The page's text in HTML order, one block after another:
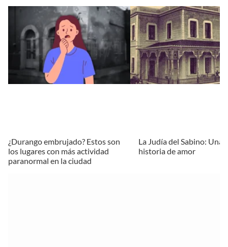
¿Durango embrujado? Estos son
los lugares con más actividad
paranormal en la ciudad
La Judía del Sabino: Una
historia de amor